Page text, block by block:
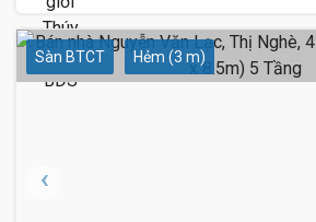
Sàn BTCT Hẻm (3 m)